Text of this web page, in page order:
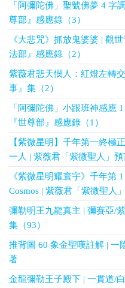
「阿彌陀佛」聖號佛夢 4 字
尊部』感應錄（3）
《大悲咒》抓放鬼婆婆 | 觀
法部』感應錄（2）
紫薇君悲天憫人：紅燈左轉
事』集（2）
「阿彌陀佛」小跟班神感應
『世尊部』感應錄（1）
【紫微星明】千年第一終極
一人 | 紫薇君「紫微聖人」
《紫微星明耀寰宇》千年第
Cosmos | 紫薇君「紫微聖人
彌勒明王九龍真主 | 彌賽亞/
集（93）
推背圖 60 象金聖嘆註解 | 一
著
金龍彌勒王子殿下 | 一貫道/